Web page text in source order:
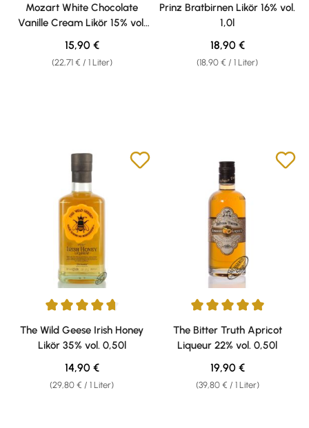
Mozart White Chocolate
Vanille Cream Likör 15% vol.
0,70l
(22,71 € / 1 Liter)
Regulärer Preis:
15,90 €
Prinz Bratbirnen Likör 16% vol.
1,0l
(18,90 € / 1 Liter)
Regulärer Preis:
18,90 €
Durchschnittliche Bewertung von 4.75 von 5 Sternen
The Wild Geese Irish Honey
Likör 35% vol. 0,50l
(29,80 € / 1 Liter)
Regulärer Preis:
14,90 €
Durchschnittliche Bewertung
The Bitter Truth Apricot
Liqueur 22% vol. 0,50l
(39,80 € / 1 Liter)
Regulärer Preis:
19,90 €